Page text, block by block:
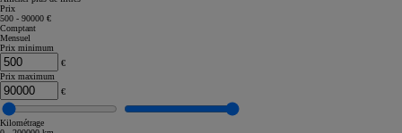
Prix
500 - 90000 €
Comptant
Mensuel
Prix minimum
€
Prix maximum
€
Kilométrage